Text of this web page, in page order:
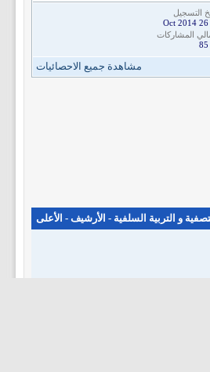
التسجيل
26 Oct 2014
المشاركات
85
مشاهدة جميع الاحصائيات
و التربية السلفية - الأرشيف - الأعلى